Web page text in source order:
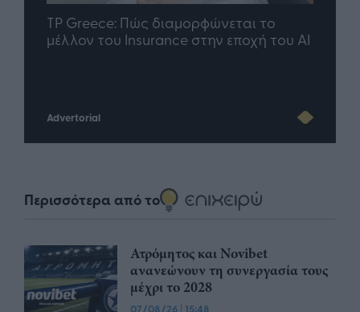
TP Greece: Πώς διαμορφώνεται το
μέλλον του Insurance στην εποχή του AI
Advertorial
Περισσότερα από το
Ατρόμητος και Novibet
ανανεώνουν τη συνεργασία τους
μέχρι το 2028
07/08/26 | 15:48